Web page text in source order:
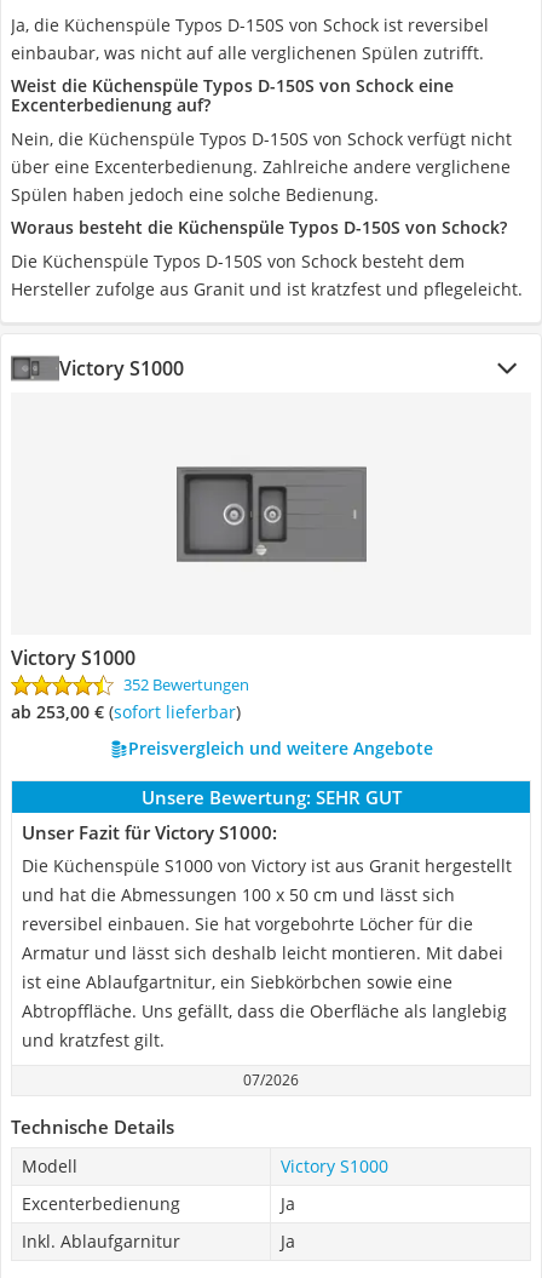
Ja, die Küchenspüle Typos D-150S von Schock ist reversibel
einbaubar, was nicht auf alle verglichenen Spülen zutrifft.
Weist die Küchenspüle Typos D-150S von Schock eine
Excenterbedienung auf?
Nein, die Küchenspüle Typos D-150S von Schock verfügt nicht
über eine Excenterbedienung. Zahlreiche andere verglichene
Spülen haben jedoch eine solche Bedienung.
Woraus besteht die Küchenspüle Typos D-150S von Schock?
Die Küchenspüle Typos D-150S von Schock besteht dem
Hersteller zufolge aus Granit und ist kratzfest und pflegeleicht.
Victory S1000
Victory S1000
352 Bewertungen
ab 253,00 € ( Sofort lieferbar)
Preisvergleich und weitere Angebote
Unsere Bewertung: SEHR GUT
Unser Fazit für Victory S1000:
Die Küchenspüle S1000 von Victory ist aus Granit hergestellt
und hat die Abmessungen 100 x 50 cm und lässt sich
reversibel einbauen. Sie hat vorgebohrte Löcher für die
Armatur und lässt sich deshalb leicht montieren. Mit dabei
ist eine Ablaufgartnitur, ein Siebkörbchen sowie eine
Abtropffläche. Uns gefällt, dass die Oberfläche als langlebig
und kratzfest gilt.
07/2026
Technische Details
Modell
Victory S1000
Excenterbedienung
Ja
Inkl. Ablaufgarnitur
Ja